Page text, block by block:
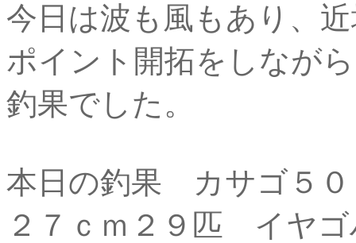
今日は波も風もあり、
ポイント開拓をしなが
釣果でした。
本日の釣果 カサゴ５
２７ｃｍ２９匹 イヤ